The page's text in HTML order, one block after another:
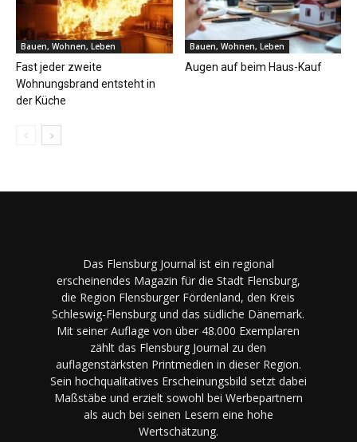
Bauen, Wohnen, Leben
Fast jeder zweite
Wohnungsbrand entsteht in
der Küche
Bauen, Wohnen, Leben
Augen auf beim Haus-Kauf
Das Flensburg Journal ist ein regional
erscheinendes Magazin für die Stadt Flensburg,
die Region Flensburger Fördenland, den Kreis
Schleswig-Flensburg und das südliche Dänemark.
Mit seiner Auflage von über 48.000 Exemplaren
zählt das Flensburg Journal zu den
auflagenstärksten Printmedien in dieser Region.
Sein hochqualitatives Erscheinungsbild setzt dabei
Maßstäbe und erzielt sowohl bei Werbepartnern
als auch bei seinen Lesern eine hohe
Wertschätzung.